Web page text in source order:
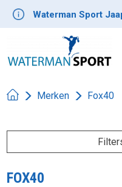
Waterman Sport
Merken Fox40
FOX40